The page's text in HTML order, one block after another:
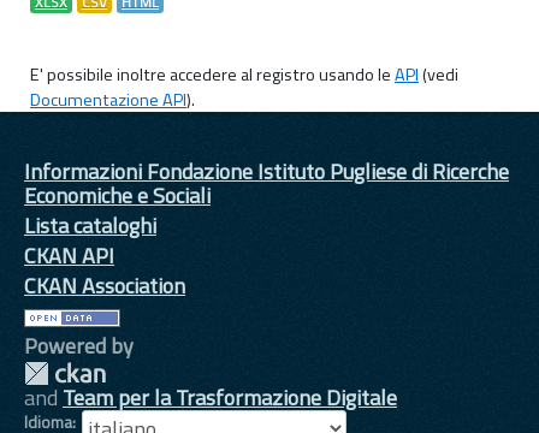
E' possibile inoltre accedere al registro usando leAPI(vedi
Documentazione API).
Informazioni Fondazione Istituto Pugliese di Ricerche
Economiche e Sociali
Lista cataloghi
CKAN API
CKAN Association
Powered by
and Team per la Trasformazione Digitale
Idioma